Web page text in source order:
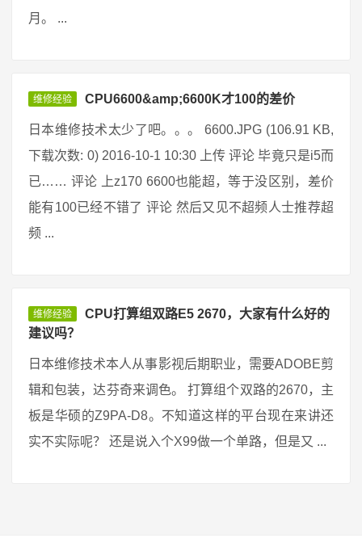
月。 ...
维修经验 CPU6600&amp;6600K才100的差价
日本维修技术太少了吧。。。 6600.JPG (106.91 KB,
下载次数: 0) 2016-10-1 10:30 上传 评论 毕竟只是i5而
已…… 评论 上z170 6600也能超，等于没区别，差价
能有100已经不错了 评论 然后又见不超频人士推荐超
频 ...
维修经验
CPU打算组双路E5 2670，大家有什么好的
建议吗？
日本维修技术本人从事影视后期职业，需要ADOBE剪
辑和包装，达芬奇来调色。 打算组个双路的2670，主
板是华硕的Z9PA-D8。不知道这样的平台现在来讲还
实不实际呢？ 还是说入个X99做一个单路，但是又 ...